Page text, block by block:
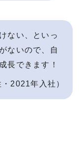
ない、といっ
ないので、自
長できます！
・2021年入社）